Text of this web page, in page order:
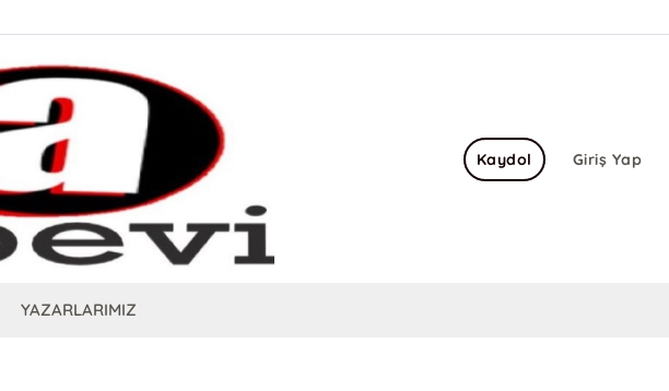
Giriş Yap
Kaydol
YAZARLARIMIZ